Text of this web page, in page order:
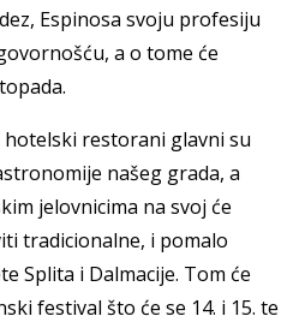
Espinosa svoju profesiju
a o tome će
restorani glavni su
našeg grada, a
jelovnicima na svoj će
tradicionalne, i pomalo
Splita i Dalmacije. Tom će
festival što će se 14. i 15. te